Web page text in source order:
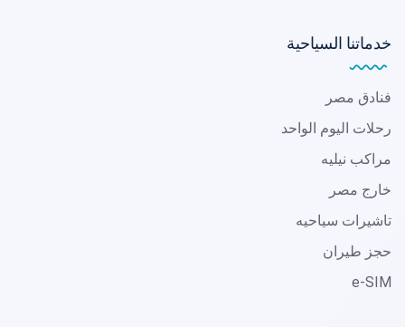
خدماتنا السياحية
فنادق مصر
رحلات اليوم الواحد
مراكب نيليه
خارج مصر
تاشيرات سياحيه
حجز طيران
e-SIM